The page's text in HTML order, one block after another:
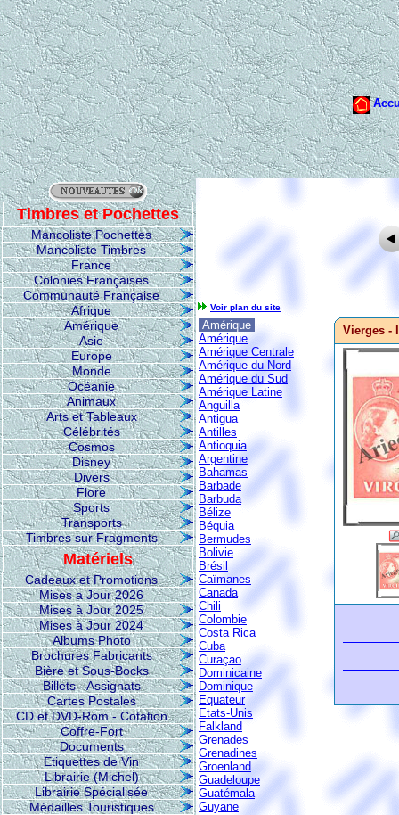
Timbres et Pochettes
Mancoliste Pochettes
Mancoliste Timbres
France
Colonies Françaises
Communauté Française
Afrique
Amérique
Asie
Europe
Monde
Océanie
Animaux
Arts et Tableaux
Célébrités
Cosmos
Disney
Divers
Flore
Sports
Transports
Timbres sur Fragments
Matériels
Cadeaux et Promotions
Mises a Jour 2026
Mises à Jour 2025
Mises à Jour 2024
Albums Photo
Brochures Fabricants
Bière et Sous-Bocks
Billets - Assignats
Cartes Postales
CD et DVD-Rom - Cotation
Coffre-Fort
Documents
Etiquettes de Vin
Librairie (Michel)
Librairie Spécialisée
Médailles Touristiques
Voir plan du site
Amérique
Amérique
Amérique Centrale
Amérique du Nord
Amérique du Sud
Amérique Latine
Anguilla
Antigua
Antilles
Antioquia
Argentine
Bahamas
Barbade
Barbuda
Bélize
Béquia
Bermudes
Bolivie
Brésil
Caïmanes
Canada
Chili
Colombie
Costa Rica
Cuba
Curaçao
Dominicaine
Dominique
Equateur
Etats-Unis
Falkland
Grenades
Grenadines
Groenland
Guadeloupe
Guatémala
Guyane
Vierges -